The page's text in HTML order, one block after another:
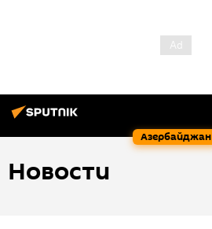
Азербайджан
Новости